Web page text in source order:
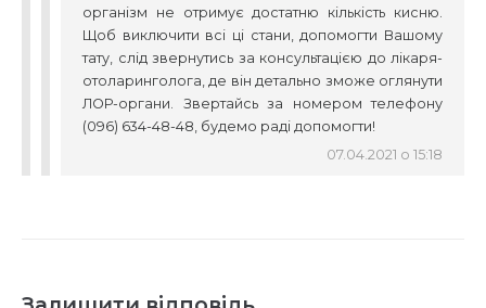
організм не отримує достатню кількість кисню.
Щоб виключити всі ці стани, допомогти Вашому
тату, слід звернутись за консультацією до лікаря-
отоларинголога, де він детально зможе оглянути
ЛОР-органи. Звертайсь за номером телефону
(096) 634-48-48, будемо раді допомогти!
07.04.2021 о 15:18